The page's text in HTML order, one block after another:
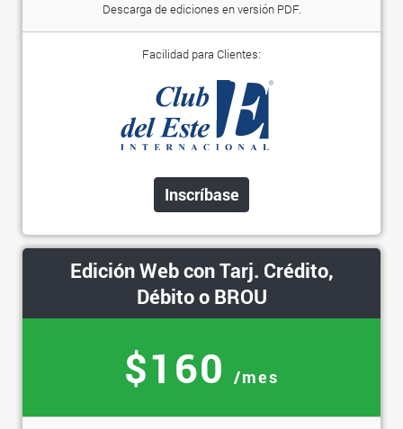
Descarga de ediciones en versión PDF.
Facilidad para Clientes:
Inscríbase
Edición Web con Tarj. Crédito,
Débito o BROU
$160 /mes